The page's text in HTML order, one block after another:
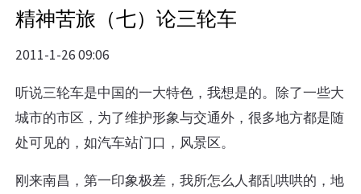
精神苦旅（七）论三轮车
2011-1-26 09:06
听说三轮车是中国的一大特色，我想是的。除了一些大
城市的市区，为了维护形象与交通外，很多地方都是随
处可见的，如汽车站门口，风景区。
刚来南昌，第一印象极差，我所怎么人都乱哄哄的，地